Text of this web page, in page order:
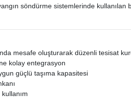
söndürme sistemlerinde kullanılan
mesafe oluşturarak düzenli tesisat
kolay entegrasyon
güçlü taşıma kapasitesi